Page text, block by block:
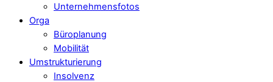
Unternehmensfotos
Orga
Büroplanung
Mobilität
Umstrukturierung
Insolvenz